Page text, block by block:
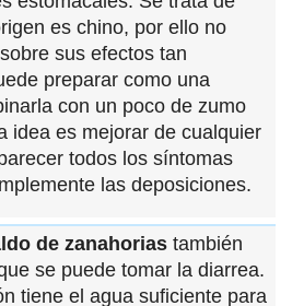
es chino, por ello no
sus efectos tan
preparar como una
con un poco de zumo
idea es mejorar de cualquier
todos los síntomas
las deposiciones.
de zanahorias también
se puede tomar la diarrea.
tiene el agua suficiente para